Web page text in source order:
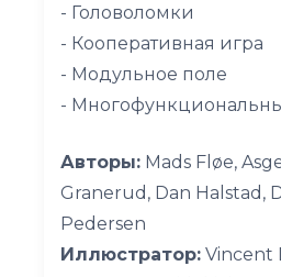
- Головоломки
- Кооперативная игра
- Модульное поле
-
Авторы: Mads Fløe,
Granerud, Dan Halstad,
Pedersen
Иллюстратор: Vincent